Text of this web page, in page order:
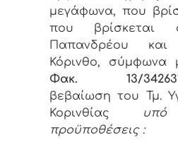
μεγάφωνα, που
που
Παπανδρέου
Κόρινθο, σύμφωνα
Φακ. 13/342631/
βεβαίωση του Τμ.
Κορινθίας
προϋποθέσεις :